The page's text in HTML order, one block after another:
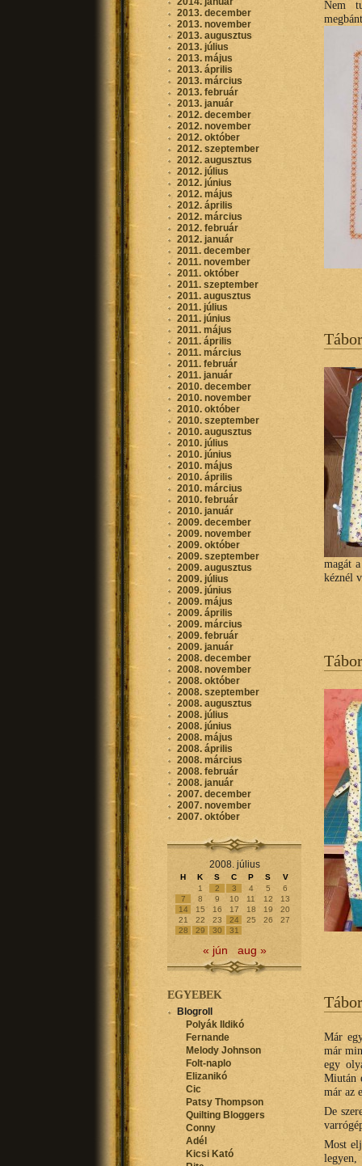
Nem
magát
kéznél
Már
már
egy
Miután
már az
De
Most
legyen,
2013. december
2013. november
2013. augusztus
2013. július
2013. május
2013. április
2013. március
2013. február
2013. január
2012. december
2012. november
2012. október
2012. szeptember
2012. augusztus
2012. július
2012. június
2012. május
2012. április
2012. március
2012. február
2012. január
2011. december
2011. november
2011. október
2011. szeptember
2011. augusztus
2011. július
2011. június
2011. május
2011. április
2011. március
2011. február
2011. január
2010. december
2010. november
2010. október
2010. szeptember
2010. augusztus
2010. július
2010. június
2010. május
2010. április
2010. március
2010. február
2010. január
2009. december
2009. november
2009. október
2009. szeptember
2009. augusztus
2009. július
2009. június
2009. május
2009. április
2009. március
2009. február
2009. január
2008. december
2008. november
2008. október
2008. szeptember
2008. augusztus
2008. július
2008. június
2008. május
2008. április
2008. március
2008. február
2008. január
2007. december
2007. november
2007. október
2008. július
H K S C P S
V
1
2 3 4 5
6
7
8 9 10 11 12
13
14
15 16 17 18 19
20
21
22 23 24 25 26
27
28
29 30 31
« jún aug »
EGYEBEK
Blogroll
Polyák Ildikó
Fernande
Melody Johnson
Folt-naplo
Elizanikó
Cic
Patsy Thompson
Quilting Bloggers
Conny
Adél
Kicsi Kató